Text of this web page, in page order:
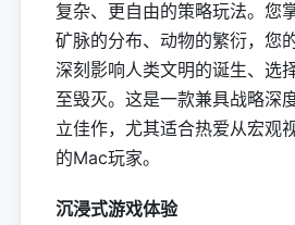
复杂、更自由的策略玩法。您
矿脉的分布、动物的繁衍，您
深刻影响人类文明的诞生、选
至毁灭。这是一款兼具战略深
立佳作，尤其适合热爱从宏观
的Mac玩家。
沉浸式游戏体验